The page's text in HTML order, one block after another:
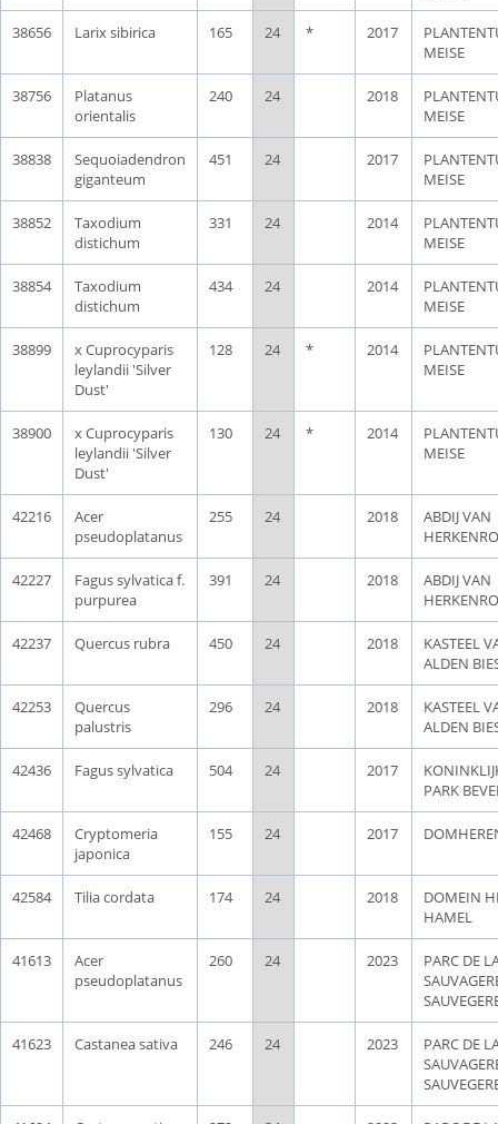
38656 Larix sibirica 165 24 * 2017
MEISE
38756
Platanus
orientalis
240 24 2018
MEISE
38838
Sequoiadendron
giganteum
451 24 2017
MEISE
38852
Taxodium
distichum
331 24 2014
MEISE
38854
Taxodium
distichum
434 24 2014
MEISE
38899
x Cuprocyparis
leylandii 'Silver
Dust'
128 24 * 2014
MEISE
38900
x Cuprocyparis
leylandii 'Silver
Dust'
130 24 * 2014
MEISE
42216
Acer
pseudoplatanus
255 24 2018
ABDIJ VAN
42227
Fagus sylvatica f.
purpurea
391 24 2018
ABDIJ VAN
42237 Quercus rubra 450 24 2018
KASTEEL
ALDEN
42253
Quercus
palustris
296 24 2018
KASTEEL
ALDEN
42436 Fagus sylvatica 504 24 2017
PARK
42468
Cryptomeria
japonica
155 24 2017
42584 Tilia cordata 174 24 2018
DOMEIN
HAMEL
41613
Acer
pseudoplatanus
260 24 2023
PARC DE
41623 Castanea sativa 246 24 2023
PARC DE